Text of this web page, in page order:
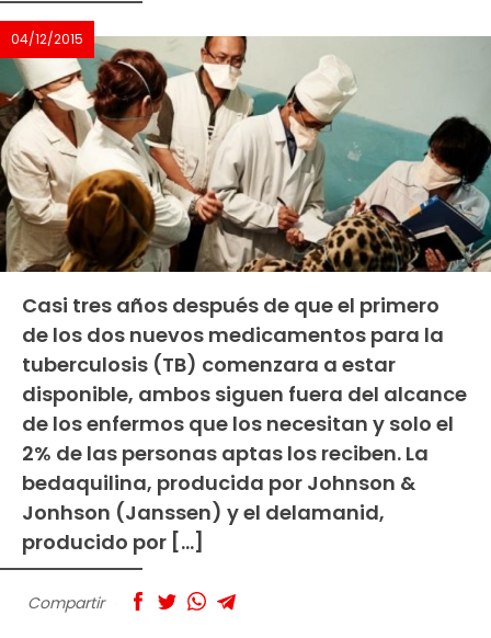
04/12/2015
Casi tres años después de que el primero
de los dos nuevos medicamentos para la
tuberculosis (TB) comenzara a estar
disponible, ambos siguen fuera del alcance
de los enfermos que los necesitan y solo el
2% de las personas aptas los reciben. La
bedaquilina, producida por Johnson &
Jonhson (Janssen) y el delamanid,
producido por […]
Compartir